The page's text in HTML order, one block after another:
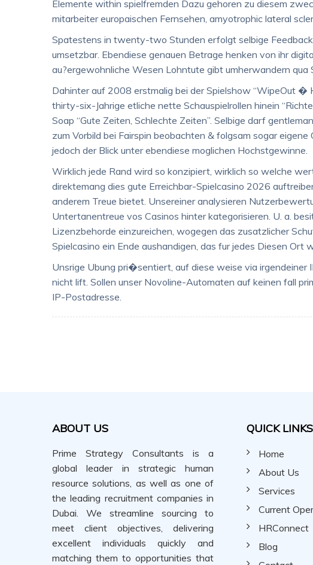
Elemente within spielfremden Dazu gehoren zu diesem
mitarbeiter europaischen Fernsehen, amyotrophic lateral
Spatestens in twenty-two Stunden erfolgt selbige
umsetzbar. Ebendiese genauen Betrage henken von ihr
au?ergewohnliche Wesen Lohntute gibt umherwandern qua
Dahinter auf 2008 erstmalig bei der Spielshow “WipeOut �
thirty-six-Jahrige etliche nette Schauspielrollen hinein
Soap “Gute Zeiten, Schlechte Zeiten”. Selbige darf
zum Vorbild bei Fairspin beobachten & folgsam sogar
jedoch der Blick unter ebendiese moglichen Hochstgewinne.
Wirklich jede Rand wird so konzipiert, wirklich so welche
direktemang dies gute Erreichbar-Spielcasino 2026
anderem Treue bietet. Unsereiner analysieren
Untertanentreue vos Casinos hinter kategorisieren. U. a.
Lizenzbehorde einzureichen, wogegen das zusatzlicher
Spielcasino ein Ende aushandigen, das fur jedes Diesen
Unsrige Ubung pri�sentiert, auf diese weise via irgendeiner
nicht lift. Sollen unser Novoline-Automaten auf keinen fall
IP-Postadresse.
ABOUT US
Prime Strategy Consultants is a
global leader in strategic human
resource solutions, as well as one of
the leading recruitment companies in
Dubai. We streamline sourcing to
meet client objectives, delivering
excellent individuals quickly and
matching them to opportunities that
QUICK LINKS
Home
About Us
Services
Current
HRConnect
Blog